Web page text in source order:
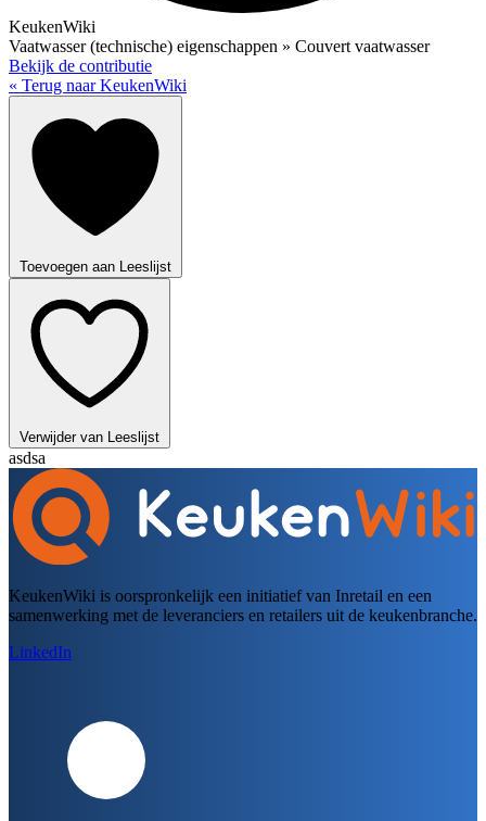
KeukenWiki
Vaatwasser (technische) eigenschappen » Couvert vaatwasser
Bekijk de contributie
« Terug naar KeukenWiki
Toevoegen aan Leeslijst
Verwijder van Leeslijst
asdsa
KeukenWiki is oorspronkelijk een initiatief van Inretail en een
samenwerking met de leveranciers en retailers uit de keukenbranche.
LinkedIn